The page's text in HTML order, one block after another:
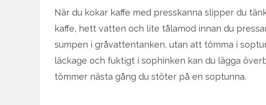
När du kokar kaffe med presskanna slipper du
kaffe, hett vatten och lite tålamod innan du
sumpen i gråvattentanken, utan att tömma i
läckage och fuktigt i sophinken kan du lägga
tömmer nästa gång du stöter på en soptunna.